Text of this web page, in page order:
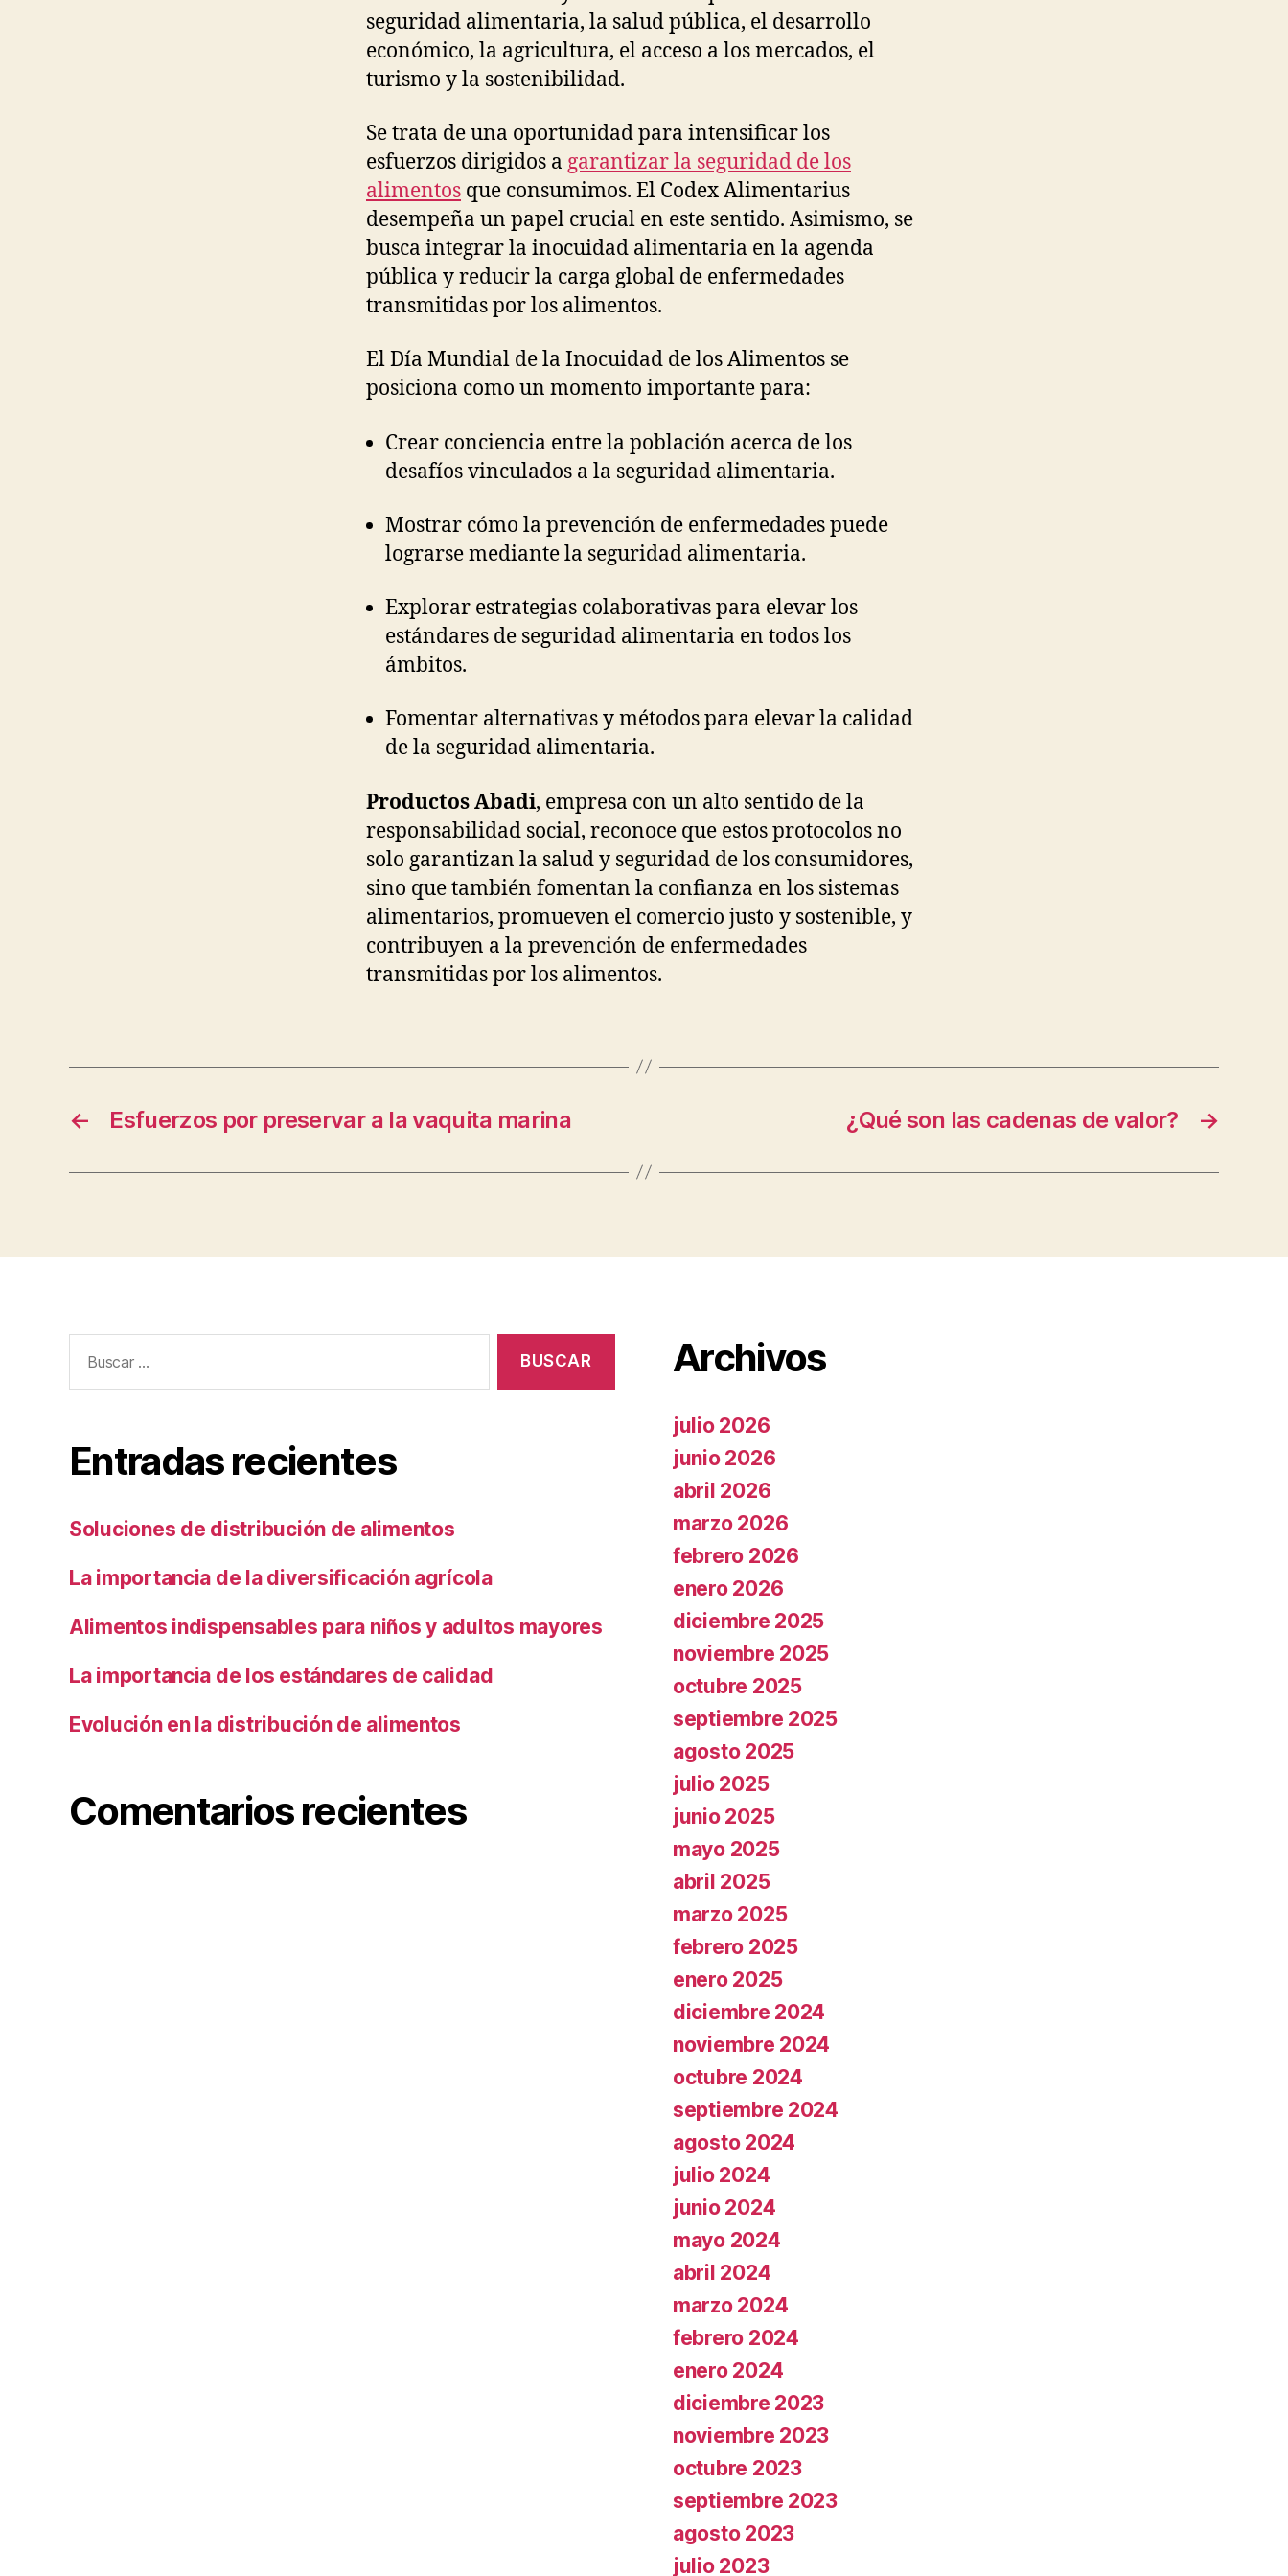
seguridad alimentaria, la salud pública, el desarrollo
económico, la agricultura, el acceso a los mercados, el
turismo y la sostenibilidad.
Se trata de una oportunidad para intensificar los
esfuerzos dirigidos a garantizar la seguridad de los
alimentos que consumimos. El Codex Alimentarius
desempeña un papel crucial en este sentido. Asimismo, se
busca integrar la inocuidad alimentaria en la agenda
pública y reducir la carga global de enfermedades
transmitidas por los alimentos.
El Día Mundial de la Inocuidad de los Alimentos se
posiciona como un momento importante para:
Crear conciencia entre la población acerca de los
desafíos vinculados a la seguridad alimentaria.
Mostrar cómo la prevención de enfermedades puede
lograrse mediante la seguridad alimentaria.
Explorar estrategias colaborativas para elevar los
estándares de seguridad alimentaria en todos los
ámbitos.
Fomentar alternativas y métodos para elevar la calidad
de la seguridad alimentaria.
Productos Abadi, empresa con un alto sentido de la
responsabilidad social, reconoce que estos protocolos no
solo garantizan la salud y seguridad de los consumidores,
sino que también fomentan la confianza en los sistemas
alimentarios, promueven el comercio justo y sostenible, y
contribuyen a la prevención de enfermedades
transmitidas por los alimentos.
← Esfuerzos por preservar a la vaquita marina →
¿Qué son las cadenas de valor?
Entradas recientes
Soluciones de distribución de alimentos
La importancia de la diversificación agrícola
Alimentos indispensables para niños y adultos mayores
La importancia de los estándares de calidad
Evolución en la distribución de alimentos
Comentarios recientes
Archivos
julio 2026
junio 2026
abril 2026
marzo 2026
febrero 2026
enero 2026
diciembre 2025
noviembre 2025
octubre 2025
septiembre 2025
agosto 2025
julio 2025
junio 2025
mayo 2025
abril 2025
marzo 2025
febrero 2025
enero 2025
diciembre 2024
noviembre 2024
octubre 2024
septiembre 2024
agosto 2024
julio 2024
junio 2024
mayo 2024
abril 2024
marzo 2024
febrero 2024
enero 2024
diciembre 2023
noviembre 2023
octubre 2023
septiembre 2023
agosto 2023
julio 2023